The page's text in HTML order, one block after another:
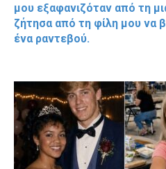
μου εξαφανιζόταν από τη
ζήτησα από τη φίλη μου να
ένα ραντεβού.